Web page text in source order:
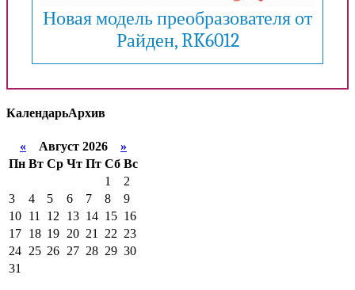
Новая модель преобразователя от
Райден, RK6012
КалендарьАрхив
« Август 2026 »
Пн Вт Ср Чт Пт Сб Вс
1
2
3
4 5 6 7 8
9
10 11 12 13 14 15 16
17 18 19 20 21 22 23
24 25 26 27 28 29 30
31